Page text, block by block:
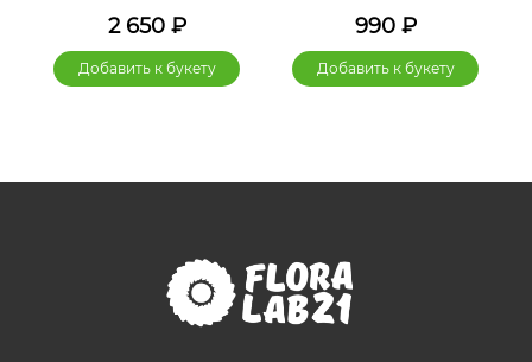
2 650₽
Добавить к букету
990₽
Добавить к букету